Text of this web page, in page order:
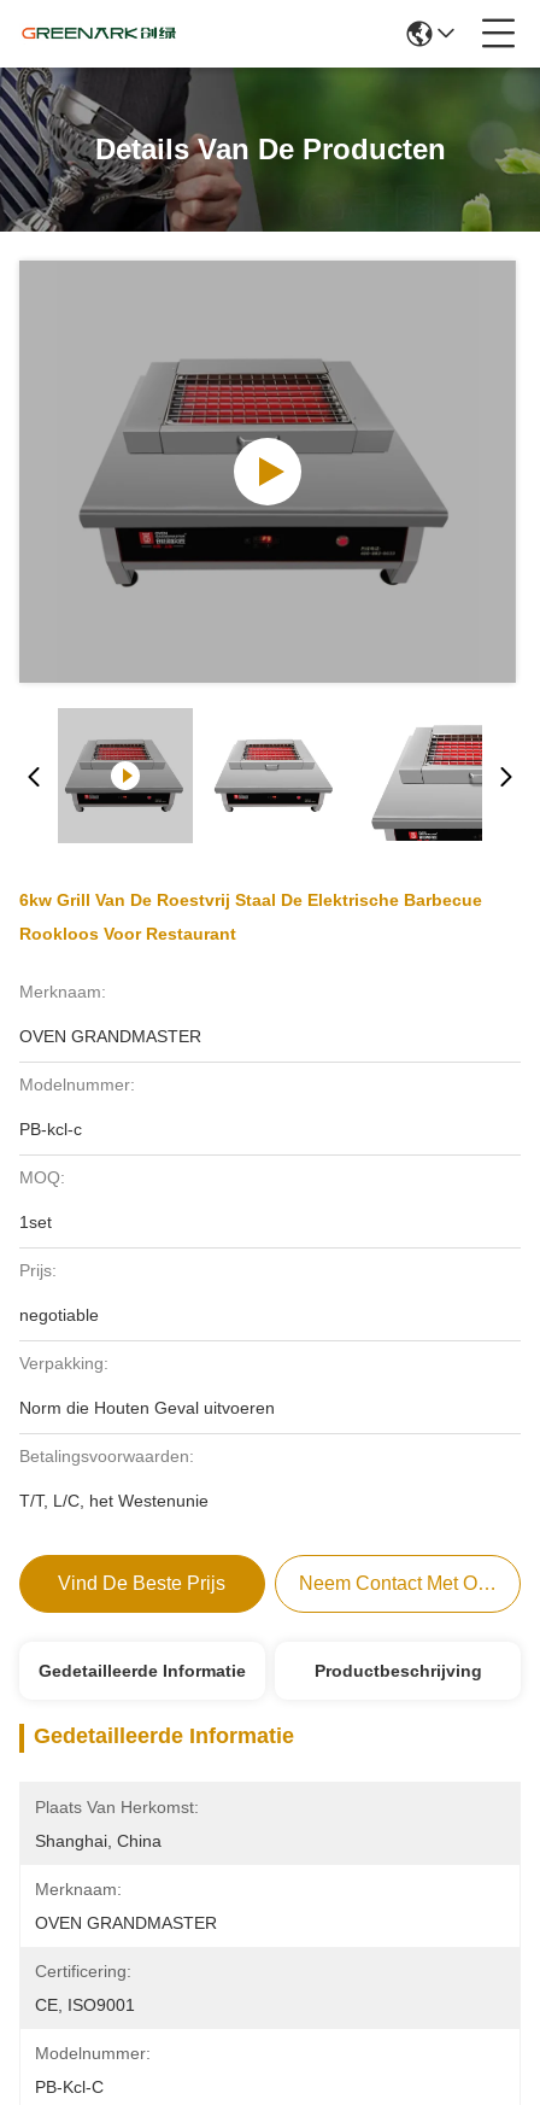
Details Van De Producten
6kw Grill Van De Roestvrij Staal De Elektrische Barbecue
Rookloos Voor Restaurant
Merknaam:
OVEN GRANDMASTER
Modelnummer:
PB-kcl-c
MOQ:
1set
Prijs:
negotiable
Verpakking:
Norm die Houten Geval uitvoeren
Betalingsvoorwaarden:
T/T, L/C, het Westenunie
Vind De Beste Prijs Neem Contact Met Ons Op
Gedetailleerde Informatie Productbeschrijving
Gedetailleerde Informatie
Plaats Van Herkomst:
Shanghai, China
Merknaam:
OVEN GRANDMASTER
Certificering:
CE, ISO9001
Modelnummer:
PB-Kcl-C